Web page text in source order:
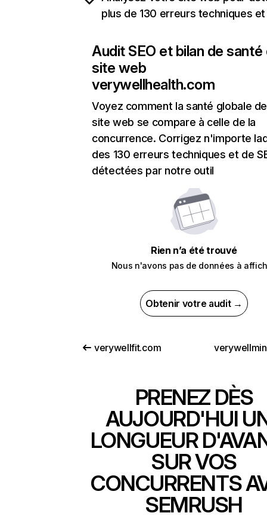
plus de 130 erreurs techniques et
Audit SEO et bilan de santé
site web
verywellhealth.com
Voyez comment la santé globale
site web se compare à celle de la
concurrence. Corrigez n'importe
des 130 erreurs techniques et de
détectées par notre outil
Rien n’a été trouvé
Nous n'avons pas de données à
Obtenir votre audit →
verywellfit.com
PRENEZ DÈS
AUJOURD'HUI
LONGUEUR
SUR VOS
CONCURRENTS
SEMRUSH